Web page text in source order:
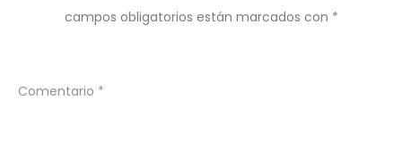
campos obligatorios están marcados con *
Comentario *